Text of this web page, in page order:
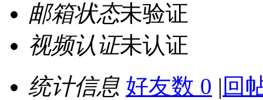
邮箱状态未验证
视频认证未认证
统计信息 好友数 0 | 回